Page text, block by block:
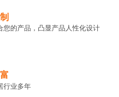
您的产品，凸显产品人性化设计
行业多年